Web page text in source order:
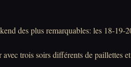
des plus remarquables: les 18-19-
trois soirs différents de paillettes